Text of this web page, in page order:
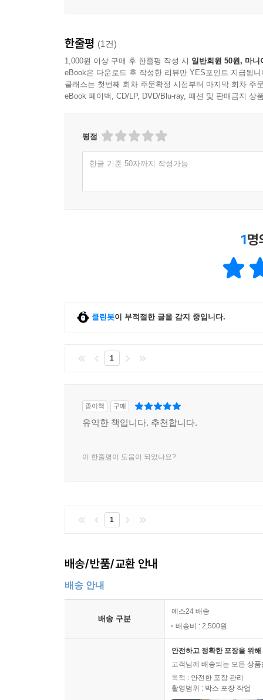
고전은 어렵고 딱딱하다는 고정관념에서 벗어날
작가의 고민 등을 풍부하게 담았다. 이
런 복합적인 이야기가 작가의 작품에 어떻게 구
결부되어 있는지 생각할 수 있도록 최근의
고민을 각자의 문제로 가져와 삶을 풍부하게 하
주고자 한다.
한줄평 (1건)
1,000원 이상 구매 후 한줄평 작성 시 일반회원 50원, 마니
eBook은 다운로드 후 작성한 리뷰만 YES포인트 지급됩니
클래스는 첫번째 회차 주문확정 시점부터 마지막 회차 주
eBook 페이백, CD/LP, DVD/Blu-ray, 패션 및 판매금지 상
평점
한글 기준 50자까지 작성가능
1명
클린봇이 부적절한 글을 감지 중입니다.
1
종이책 구매
유익한 책입니다. 추천합니다.
이 한줄평이 도움이 되었나요?
1
배송/반품/교환 안내
배송 안내
배송 구분
예스24 배송
배송비 : 2,500원
안전하고 정확한 포장을 위
고객님께 배송되는 모든 상
목적 : 안전한 포장 관리
촬영범위 : 박스 포장 작업